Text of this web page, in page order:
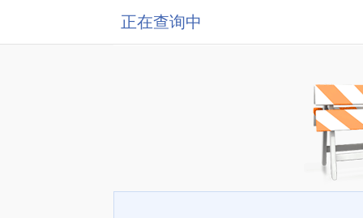
正在查询中